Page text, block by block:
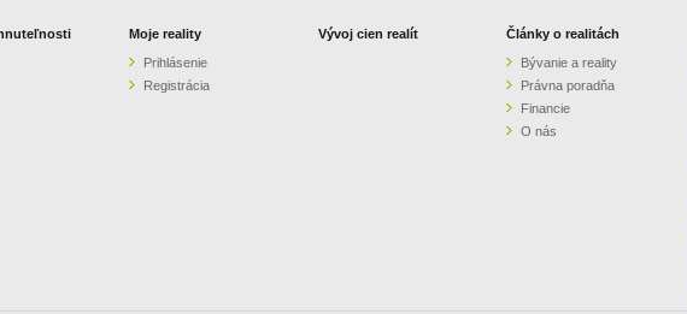
Moje reality
Prihlásenie
Registrácia
Vývoj cien realít
Články o realitách
Bývanie a reality
Právna poradňa
Financie
O nás